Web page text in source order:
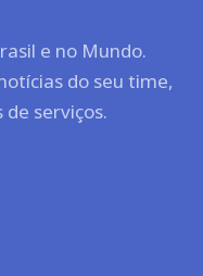
e no Mundo.
do seu time,
serviços.